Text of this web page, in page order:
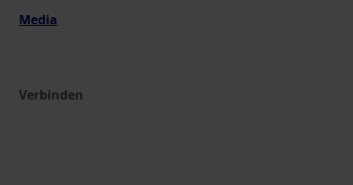
Media
Verbinden